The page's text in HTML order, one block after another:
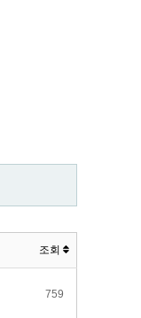
조회
759